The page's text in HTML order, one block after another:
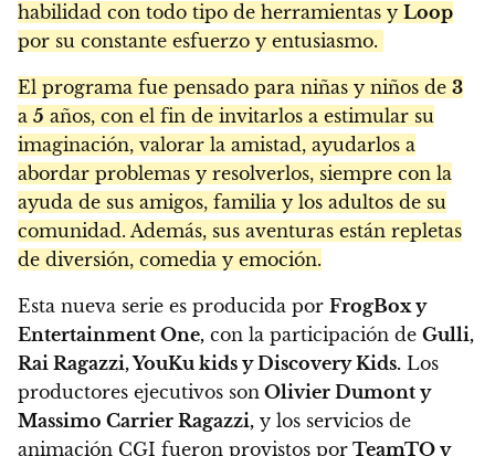
habilidad con todo tipo de herramientas y Loop
por su constante esfuerzo y entusiasmo.
El programa fue pensado para niñas y niños de 3
a 5 años, con el fin de invitarlos a estimular su
imaginación, valorar la amistad, ayudarlos a
abordar problemas y resolverlos, siempre con la
ayuda de sus amigos, familia y los adultos de su
comunidad. Además, sus aventuras están repletas
de diversión, comedia y emoción.
Esta nueva serie es producida por FrogBox y
Entertainment One, con la participación de Gulli,
Rai Ragazzi, YouKu kids y Discovery Kids. Los
productores ejecutivos son Olivier Dumont y
Massimo Carrier Ragazzi, y los servicios de
animación CGI fueron provistos por TeamTO y